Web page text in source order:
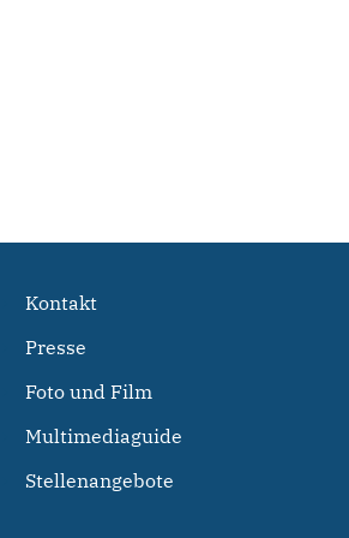
Kontakt
Presse
Foto und Film
Multimediaguide
Stellenangebote